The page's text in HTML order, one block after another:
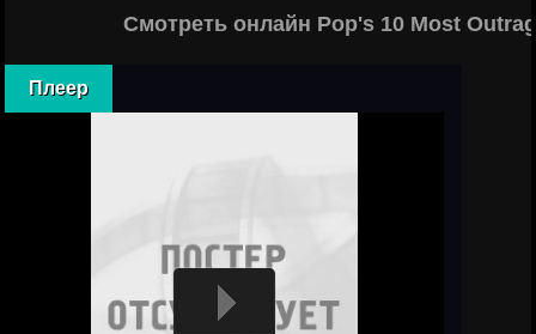
Смотреть онлайн Pop's 10 Most
Плеер